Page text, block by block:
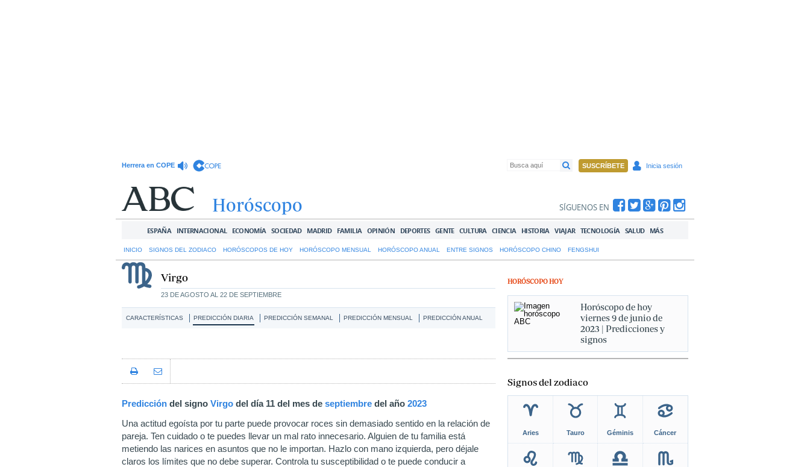
SUSCRÍBETE Inicia sesión
Herrera en COPE
SÍGUENOS EN
ESPAÑA INTERNACIONAL ECONOMÍA SOCIEDAD MADRID FAMILIA OPINIÓN DEPORTES GENTE CULTURA CIENCIA HISTORIA VIAJAR TECNOLOGÍA SALUD MÁS
INICIO SIGNOS DEL ZODIACO HORÓSCOPOS DE HOY HORÓSCOPO MENSUAL HORÓSCOPO ANUAL ENTRE SIGNOS HORÓSCOPO CHINO FENGSHUI
Horóscopo
Virgo
23 DE AGOSTO AL 22 DE SEPTIEMBRE
CARACTERÍSTICAS PREDICCIÓN DIARIA PREDICCIÓN SEMANAL PREDICCIÓN MENSUAL PREDICCIÓN ANUAL
Predicción del signo Virgo del día 11 del mes de septiembre del año 2023
Una actitud egoísta por tu parte puede provocar roces sin demasiado sentido en la relación de
pareja. Ten cuidado o te puedes llevar un mal rato innecesario. Alguien de tu familia está
metiendo las narices en asuntos que no le importan. Hazlo con mano izquierda, pero déjale
claros los límites que no debe superar. Controla tu susceptibilidad o te puede conducir a
HORÓSCOPO HOY
Horóscopo de hoy
viernes 9 de junio de
2023 | Predicciones y
signos
Signos del zodiaco
Aries Tauro Géminis Cáncer